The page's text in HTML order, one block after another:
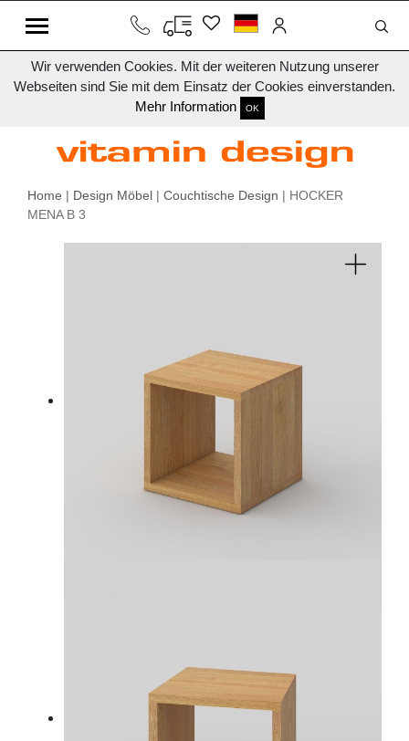
Wir verwenden Cookies. Mit der weiteren Nutzung unserer
Webseiten sind Sie mit dem Einsatz der Cookies einverstanden.
Mehr Information
OK
Home | Design Möbel | Couchtische Design | HOCKER
MENA B 3